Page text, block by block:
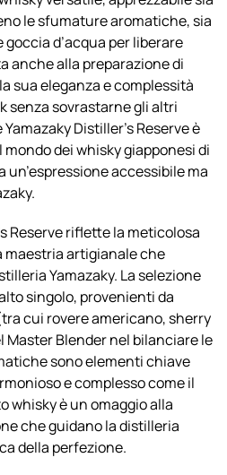
le sfumature aromatiche, sia
d’acqua per liberare
anche alla preparazione di
sua eleganza e complessità
senza sovrastarne gli altri
Distiller’s Reserve è
dei whisky giapponesi di
accessibile ma
Reserve riflette la meticolosa
maestria artigianale che
Yamazaky. La selezione
singolo, provenienti da
cui rovere americano, sherry
Master Blender nel bilanciare le
sono elementi chiave
e complesso come il
whisky è un omaggio alla
che guidano la distilleria
della perfezione.